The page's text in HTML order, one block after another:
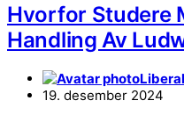
Hvorfor Studere
Handling Av
19. desember 2024